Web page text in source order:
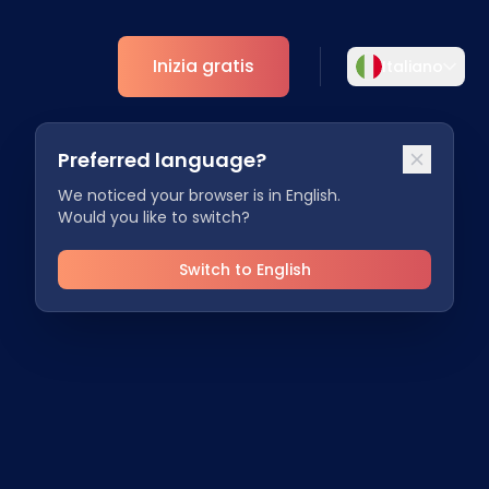
Analytics
Preferred language?
We noticed your browser is in English.
Would you like to switch?
Switch to English
Inizia gratis
Scegliete la vostra lingua preferita per
un'esperienza più personalizzata.
English Deutsch
Español Dansk